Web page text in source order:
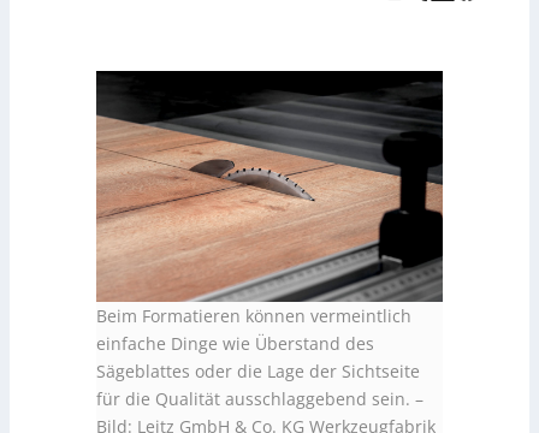
Beim Formatieren können vermeintlich
einfache Dinge wie Überstand des
Sägeblattes oder die Lage der Sichtseite
für die Qualität ausschlaggebend sein. –
Bild: Leitz GmbH & Co. KG Werkzeugfabrik